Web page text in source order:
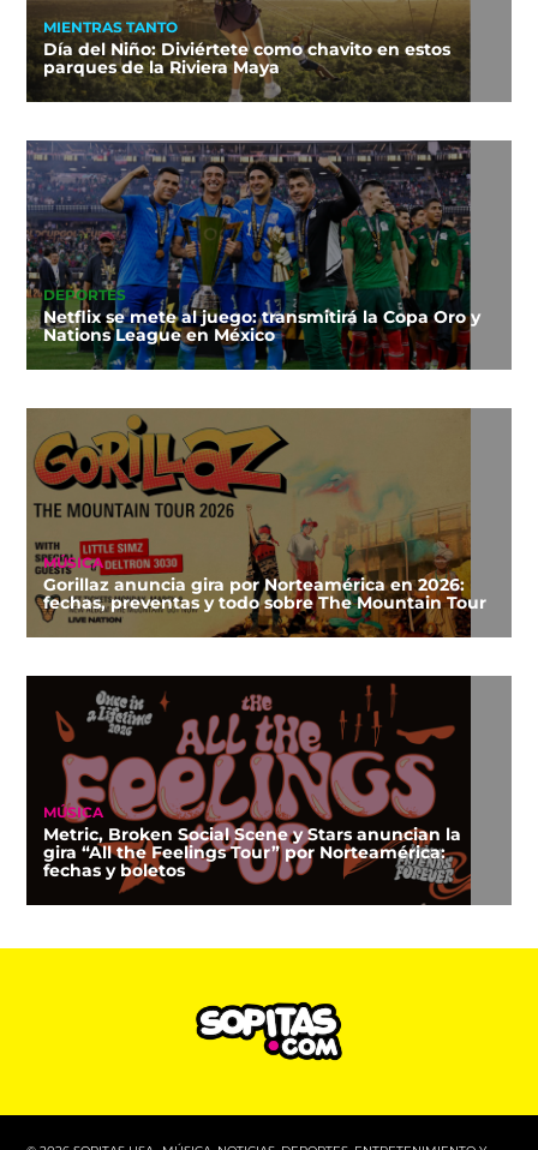
MIENTRAS TANTO
Día del Niño: Diviértete como chavito en estos
parques de la Riviera Maya
DEPORTES
Netflix se mete al juego: transmitirá la Copa Oro y
Nations League en México
MÚSICA
Gorillaz anuncia gira por Norteamérica en 2026:
fechas, preventas y todo sobre The Mountain Tour
MÚSICA
Metric, Broken Social Scene y Stars anuncian la
gira “All the Feelings Tour” por Norteamérica:
fechas y boletos